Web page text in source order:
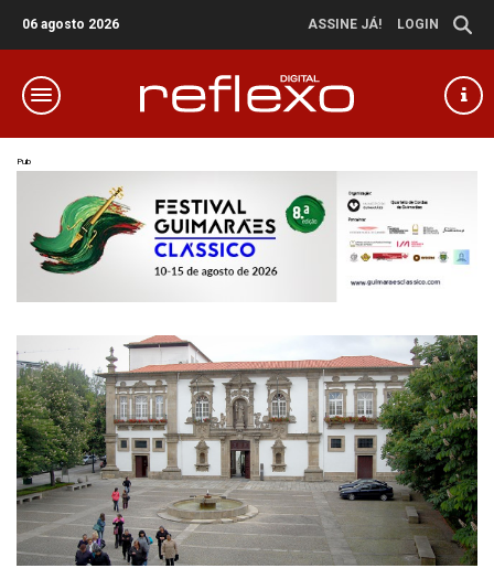
06 agosto 2026 ASSINE JÁ! LOGIN
Pub